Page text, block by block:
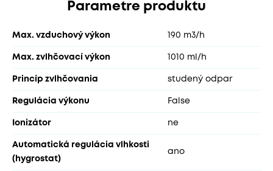
Parametre produktu
Max. vzduchový výkon 190 m3/h
Max. zvlhčovací výkon 1010 ml/h
Princíp zvlhčovania studený odpar
Regulácia výkonu False
Ionizátor ne
Automatická regulácia vlhkosti
(hygrostat)
ano